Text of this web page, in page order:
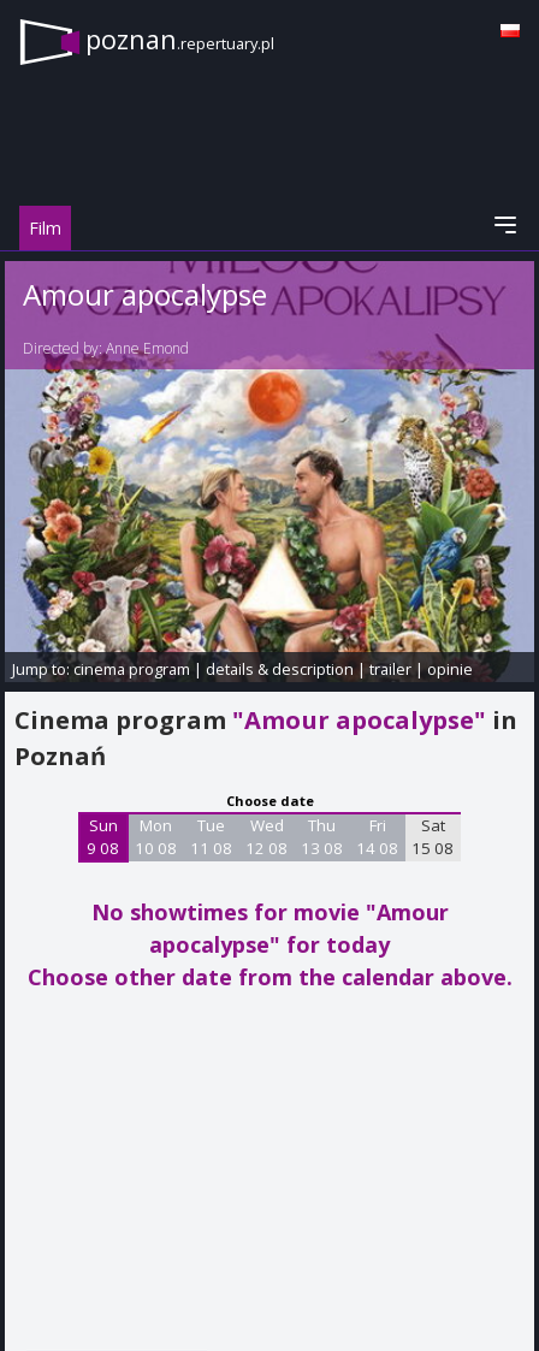
poznan.repertuary.pl
Film
Amour apocalypse
Directed by:Anne Emond
Jump to:cinema program |details & description|trailer |opinie
Cinema program "Amour apocalypse" in
Poznań
Choose date
Sun
9 08
Mon
10 08
Tue
11 08
Wed
12 08
Thu
13 08
Fri
14 08
Sat
15 08
No showtimes for movie "Amour
apocalypse" for today
Choose other date from the calendar above.